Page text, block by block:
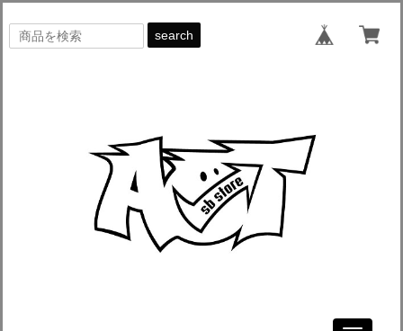
search